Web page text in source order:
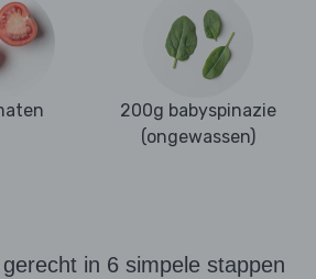
200g babyspinazie
(ongewassen)
in 6 simpele stappen